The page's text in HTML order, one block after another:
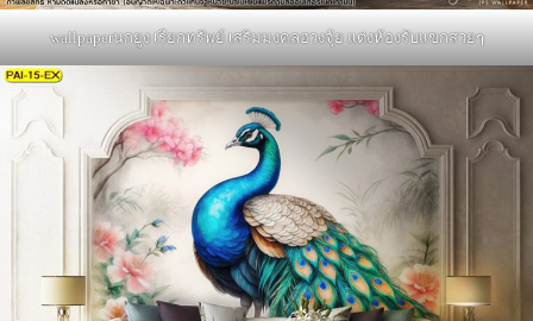
wallpaperนกยูง เรียกทรัพย์ เสริมมงคลฮวงจุ้ย แต่งห้องรับแขกสวยๆ